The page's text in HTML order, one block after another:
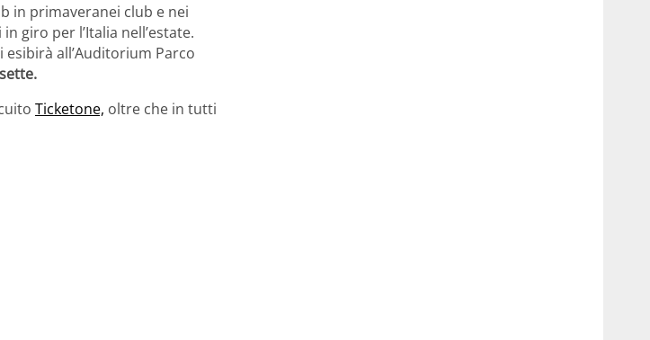
in primaveranei club e nei
giro per l’Italia nell’estate.
all’Auditorium Parco
Ticketone, oltre che in tutti